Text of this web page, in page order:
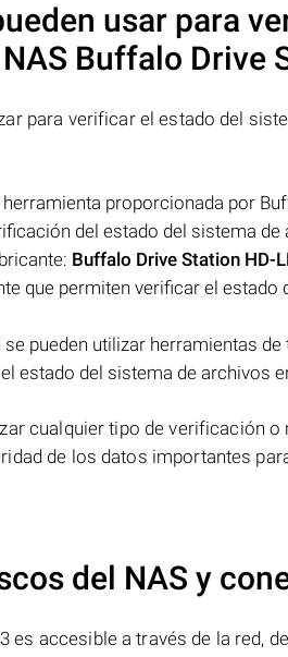
usar para
Buffalo Drive
para verificar el estado del
proporcionada por
del estado del sistema de
Buffalo Drive Station HD-
que permiten verificar el
pueden utilizar herramientas
estado del sistema de archivos
cualquier tipo de verificación
de los datos importantes
del NAS y
es accesible a través de la red,